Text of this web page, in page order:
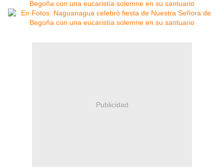
Publicidad